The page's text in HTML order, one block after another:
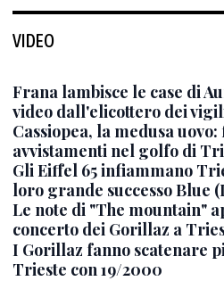
VIDEO
Frana lambisce le case di
video dall'elicottero dei
Cassiopea, la medusa
avvistamenti nel golfo di
Gli Eiffel 65 infiammano
loro grande successo Blue
Le note di "The mountain"
concerto dei Gorillaz a
I Gorillaz fanno scatenare
Trieste con 19/2000